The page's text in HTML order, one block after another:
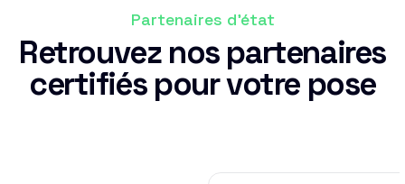
Partenaires d'état
Retrouvez nos partenaires
certifiés pour votre pose